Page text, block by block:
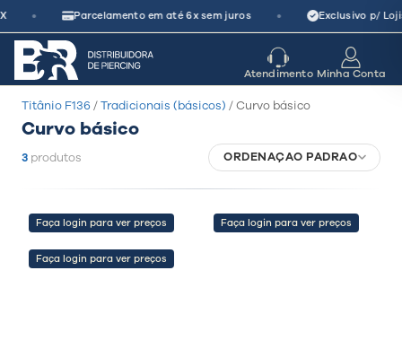
Pular
para
conteúdo
• Parcelamento em até 6x sem juros • Exclusivo p/
de crescimento
Atendimento Minha Conta
Titânio F136 /Tradicionais (básicos) / Curvo básico
Curvo básico
3 produtos ORDENAÇÃO PADRÃO
Faça login para ver preços Faça login para ver preços
Faça login para ver preços